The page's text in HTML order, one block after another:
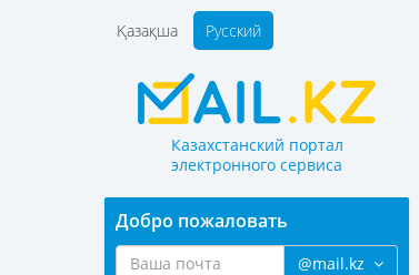
Қазақша Русский
Казахстанский портал
электронного сервиса
Добро пожаловать
@mail.kz